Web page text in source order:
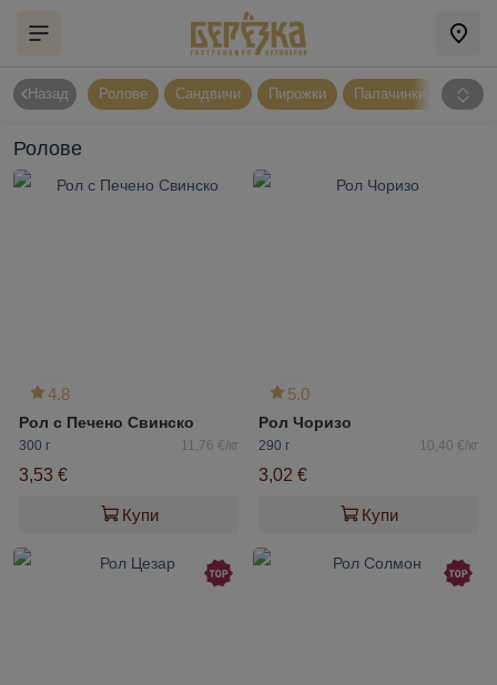
Назад Ролове Сандвичи Пирожки Палачинки
Ролове
4.8
Рол с Печено Свинско
300 г 11,76 €/кг
3,53 €
Купи
5.0
Рол Чоризо
290 г 10,40 €/кг
3,02 €
Купи